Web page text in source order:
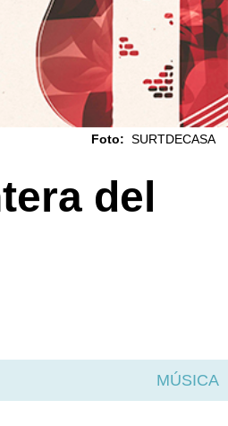
Foto: SURTDECASA
del
MÚSICA